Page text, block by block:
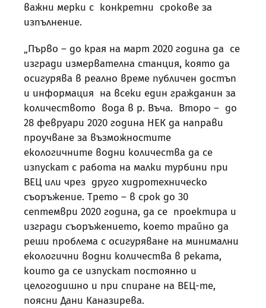
важни мерки с конкретни срокове за
изпълнение.
„Първо – до края на март 2020 година да се
изгради измервателна станция, която да
осигурява в реално време публичен достъп
и информация на всеки един гражданин за
количеството вода в р. Въча. Второ – до
28 февруари 2020 година НЕК да направи
проучване за възможностите
екологичните водни количества да се
изпускат с работа на малки турбини при
ВЕЦ или чрез друго хидротехническо
съоръжение. Трето – в срок до 30
септември 2020 година, да се проектира и
изгради съоръжението, което трайно да
реши проблема с осигуряване на минимални
екологични водни количества в реката,
които да се изпускат постоянно и
целогодишно и при спиране на ВЕЦ-те,
поясни Дани Каназирева.